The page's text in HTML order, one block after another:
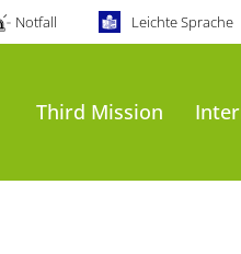
Notfall Leichte Sprache
Third Mission